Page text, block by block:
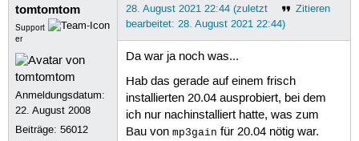
tomtomtom
Support
er
Anmeldungsdatum:
22. August 2008
Beiträge:56012
Zitieren
28. August 2021 22:44 (zuletzt
bearbeitet: 28. August 2021 22:44)
Da war ja noch was...
Hab das gerade auf einem frisch
installierten 20.04 ausprobiert, bei dem
ich nur nachinstalliert hatte, was zum
Bau von mp3gain für 20.04 nötig war.